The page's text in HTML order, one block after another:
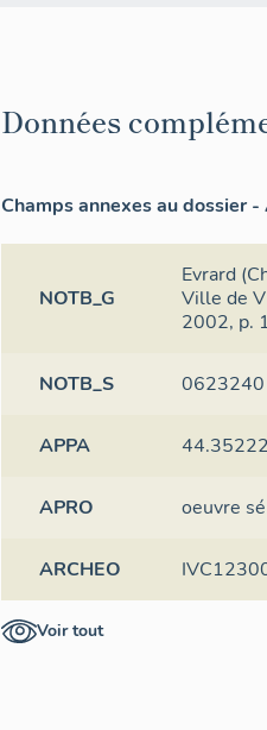
Données
Champs annexes au dossier
NOTB_G
Evrard
Ville de
2002, p.
NOTB_S
APPA
APRO oeuvre
ARCHEO
Voir tout